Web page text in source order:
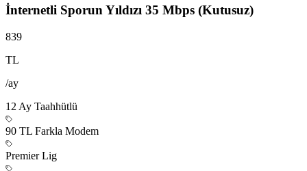
İnternetli Sporun Yıldızı 35 Mbps (Kutusuz)
839
TL
/ay
12 Ay Taahhütlü
90 TL Farkla Modem
Premier Lig